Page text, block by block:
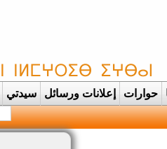
حوارات إعلانات ورسائل سيدتي